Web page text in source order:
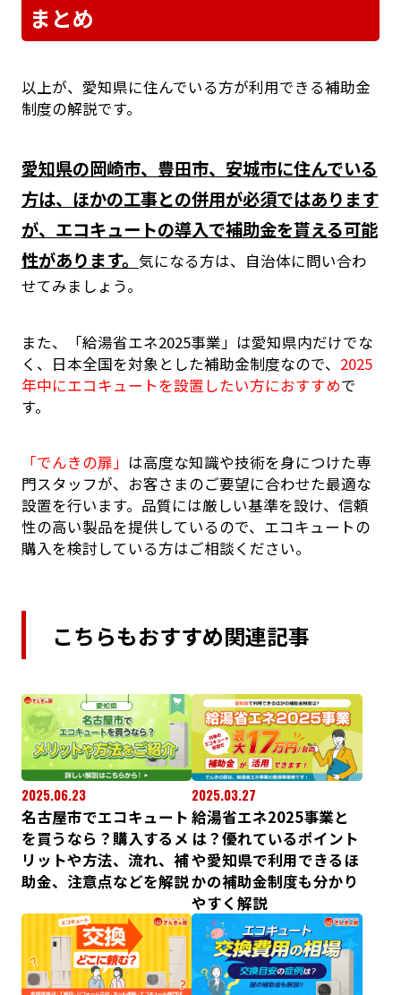
まとめ
以上が、愛知県に住んでいる方が利用できる補助金
制度の解説です。
愛知県の岡崎市、豊田市、安城市に住んでいる
方は、ほかの工事との併用が必須ではあります
が、エコキュートの導入で補助金を貰える可能
性があります。 気になる方は、自治体に問い合わ
せてみましょう。
また、「給湯省エネ2025事業」は愛知県内だけでな
く、日本全国を対象とした補助金制度なので、 2025
年中にエコキュートを設置したい方におすすめで
す。
「でんきの扉」 は高度な知識や技術を身につけた専
門スタッフが、お客さまのご要望に合わせた最適な
設置を行います。品質には厳しい基準を設け、信頼
性の高い製品を提供しているので、エコキュートの
購入を検討している方はご相談ください。
こちらもおすすめ関連記事
2025.06.23
名古屋市でエコキュート
を買うなら？購入するメ
リットや方法、流れ、補
助金、注意点などを解説
2025.03.27
給湯省エネ2025事業と
は？優れているポイント
や愛知県で利用できるほ
かの補助金制度も分かり
やすく解説